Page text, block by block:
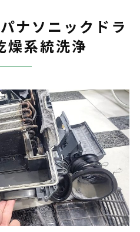
ナソニックドラ
燥系統洗浄